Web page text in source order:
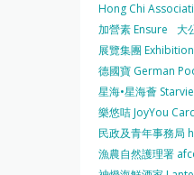
Hong Chi
加營素 Ensure
大
展覽集團
德國寶 German
星海•星海薈
樂悠咭 JoyYou
民政及青年事務局
漁農自然護理署